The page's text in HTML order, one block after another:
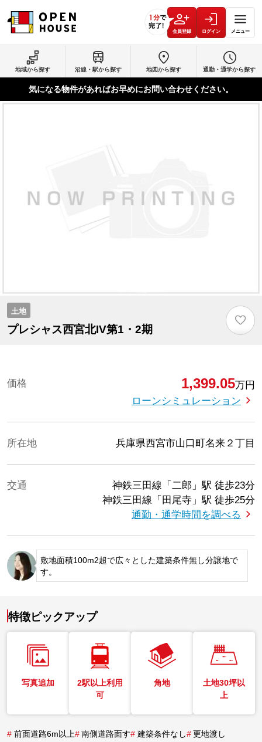
会員登録 ログイン メニュー
地域から探す 沿線・駅から探す 地図から探す 通勤・通学から探す
気になる物件があればお早めにお問い合わせください。
土地
プレシャス西宮北IV第1・2期
♡
価格 1,399.05万円
ローンシミュレーション
所在地 兵庫県西宮市山口町名来２丁目
交通 神鉄三田線「二郎」駅 徒歩23分
神鉄三田線「田尾寺」駅 徒歩25分
通勤・通学時間を調べる
敷地面積100m2超で広々とした建築条件無し分譲地で
す。
特徴ピックアップ
写真追加
2駅以上利用
可
角地
土地30坪以
上
# 前面道路6m以上# 南側道路面す# 建築条件なし# 更地渡し